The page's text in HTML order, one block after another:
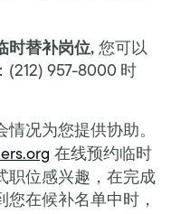
时替补岗位, 您可以
(212) 957-8000 时
况为您提供协助。
在线预约临时
职位感兴趣，在完成
在候补名单中时，